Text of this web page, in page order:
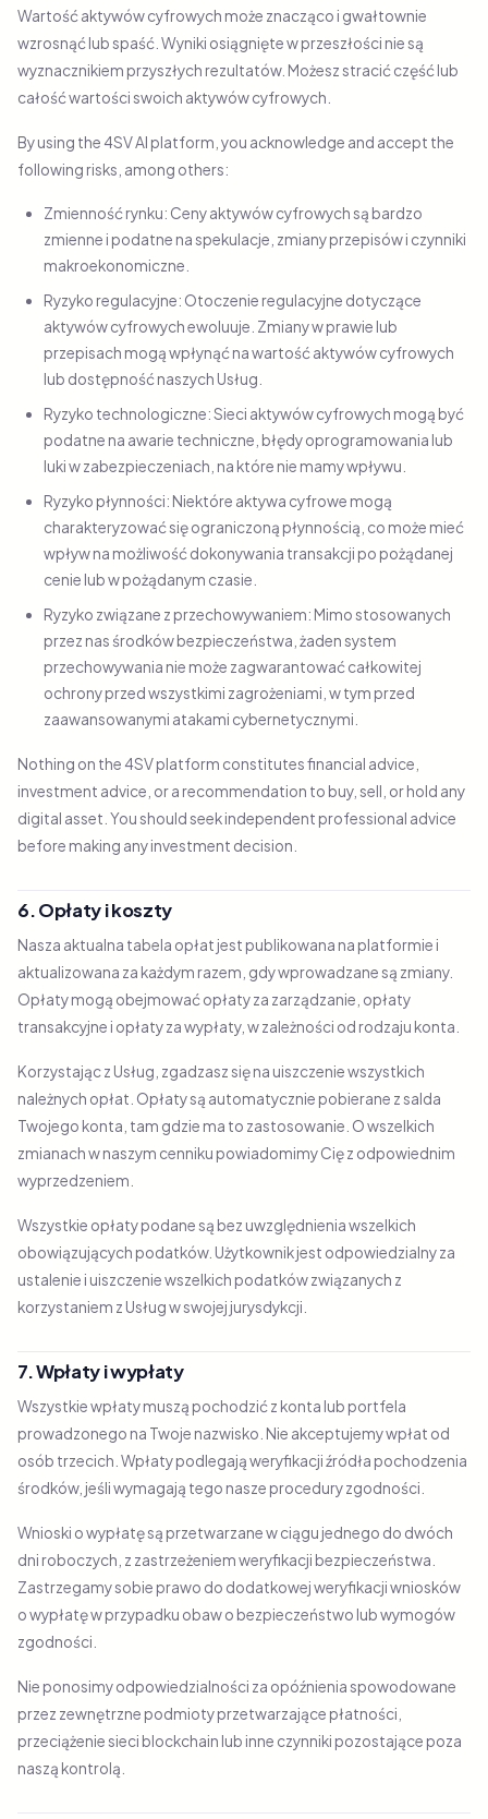
Wartość aktywów cyfrowych może znacząco i gwałtownie
wzrosnąć lub spaść. Wyniki osiągnięte w przeszłości nie są
wyznacznikiem przyszłych rezultatów. Możesz stracić część lub
całość wartości swoich aktywów cyfrowych.
By using the 4SV AI platform, you acknowledge and accept the
following risks, among others:
Zmienność rynku: Ceny aktywów cyfrowych są bardzo
zmienne i podatne na spekulacje, zmiany przepisów i czynniki
makroekonomiczne.
Ryzyko regulacyjne: Otoczenie regulacyjne dotyczące
aktywów cyfrowych ewoluuje. Zmiany w prawie lub
przepisach mogą wpłynąć na wartość aktywów cyfrowych
lub dostępność naszych Usług.
Ryzyko technologiczne: Sieci aktywów cyfrowych mogą być
podatne na awarie techniczne, błędy oprogramowania lub
luki w zabezpieczeniach, na które nie mamy wpływu.
Ryzyko płynności: Niektóre aktywa cyfrowe mogą
charakteryzować się ograniczoną płynnością, co może mieć
wpływ na możliwość dokonywania transakcji po pożądanej
cenie lub w pożądanym czasie.
Ryzyko związane z przechowywaniem: Mimo stosowanych
przez nas środków bezpieczeństwa, żaden system
przechowywania nie może zagwarantować całkowitej
ochrony przed wszystkimi zagrożeniami, w tym przed
zaawansowanymi atakami cybernetycznymi.
Nothing on the 4SV platform constitutes financial advice,
investment advice, or a recommendation to buy, sell, or hold any
digital asset. You should seek independent professional advice
before making any investment decision.
6. Opłaty i koszty
Nasza aktualna tabela opłat jest publikowana na platformie i
aktualizowana za każdym razem, gdy wprowadzane są zmiany.
Opłaty mogą obejmować opłaty za zarządzanie, opłaty
transakcyjne i opłaty za wypłaty, w zależności od rodzaju konta.
Korzystając z Usług, zgadzasz się na uiszczenie wszystkich
należnych opłat. Opłaty są automatycznie pobierane z salda
Twojego konta, tam gdzie ma to zastosowanie. O wszelkich
zmianach w naszym cenniku powiadomimy Cię z odpowiednim
wyprzedzeniem.
Wszystkie opłaty podane są bez uwzględnienia wszelkich
obowiązujących podatków. Użytkownik jest odpowiedzialny za
ustalenie i uiszczenie wszelkich podatków związanych z
korzystaniem z Usług w swojej jurysdykcji.
7. Wpłaty i wypłaty
Wszystkie wpłaty muszą pochodzić z konta lub portfela
prowadzonego na Twoje nazwisko. Nie akceptujemy wpłat od
osób trzecich. Wpłaty podlegają weryfikacji źródła pochodzenia
środków, jeśli wymagają tego nasze procedury zgodności.
Wnioski o wypłatę są przetwarzane w ciągu jednego do dwóch
dni roboczych, z zastrzeżeniem weryfikacji bezpieczeństwa.
Zastrzegamy sobie prawo do dodatkowej weryfikacji wniosków
o wypłatę w przypadku obaw o bezpieczeństwo lub wymogów
zgodności.
Nie ponosimy odpowiedzialności za opóźnienia spowodowane
przez zewnętrzne podmioty przetwarzające płatności,
przeciążenie sieci blockchain lub inne czynniki pozostające poza
naszą kontrolą.